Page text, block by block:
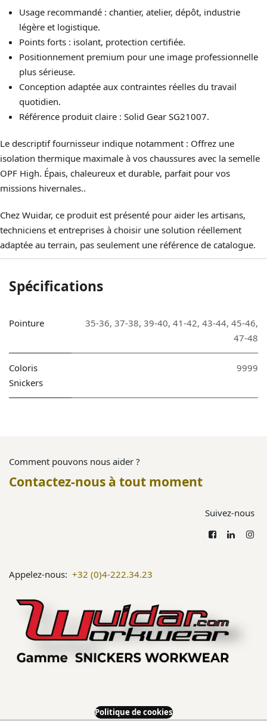
Usage recommandé : chantier, atelier, dépôt, industrie
légère et logistique.
Points forts : isolant, protection certifiée.
Positionnement premium pour une image professionnelle
plus sérieuse.
Conception adaptée aux contraintes réelles du travail
quotidien.
Référence produit claire : Solid Gear SG21007.
Le descriptif fournisseur indique notamment : Offrez une
isolation thermique maximale à vos chaussures avec la semelle
OPF High. Épais, chaleureux et durable, parfait pour vos
missions hivernales..
Chez Wuidar, ce produit est présenté pour aider les artisans,
techniciens et entreprises à choisir une solution réellement
adaptée au terrain, pas seulement une référence de catalogue.
Spécifications
Pointure 35-36, 37-38, 39-40, 41-42, 43-44, 45-46,
47-48
Coloris
Snickers
9999
Comment pouvons nous aider ?
Contactez-nous à tout moment
Suivez-nous
Appelez-nous: +32 (0)4-222.34.23
Politique de cookies